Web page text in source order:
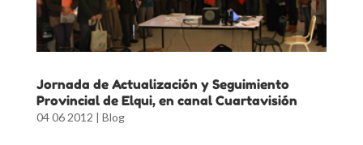
Jornada de Actualización y Seguimiento
Provincial de Elqui, en canal Cuartavisión
04 06 2012 Blog